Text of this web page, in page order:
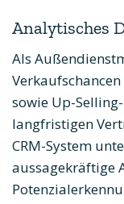
Analytisches
Als
sowie Up-
langfristigen
CRM-System
aussagekräftige